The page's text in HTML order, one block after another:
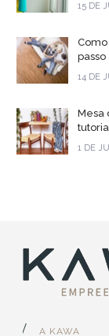
15 DE
passo
14 DE
Mesa
1 DE
A KAWA